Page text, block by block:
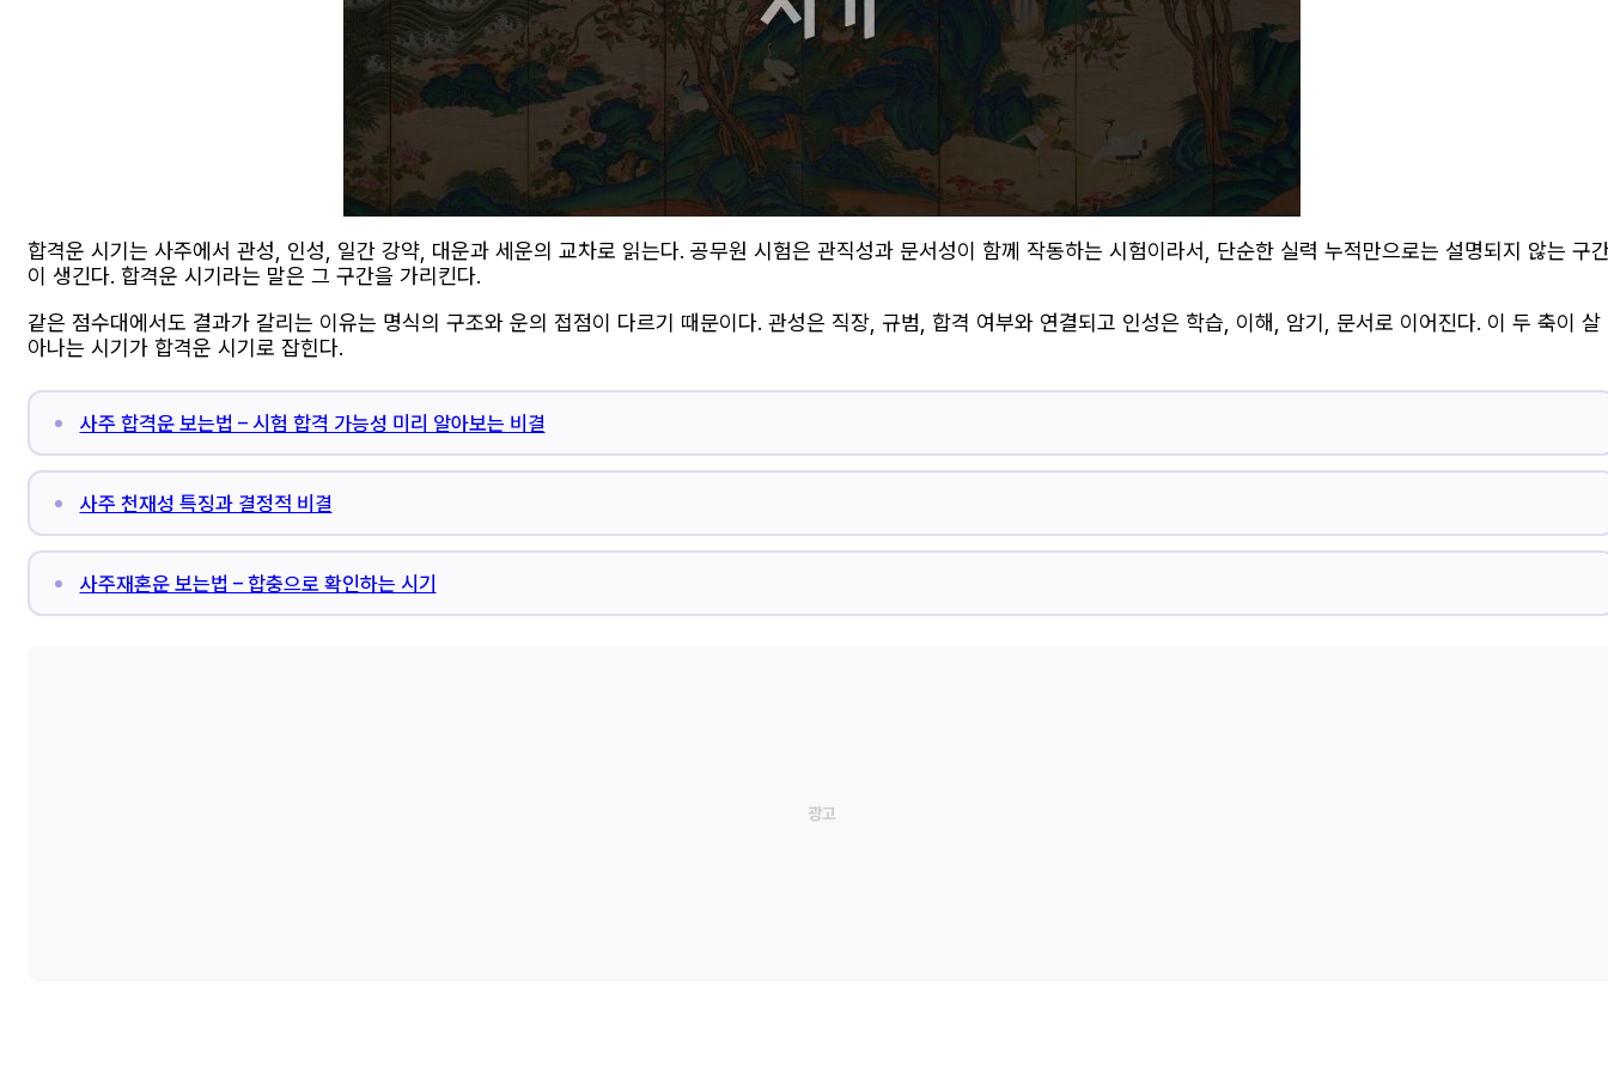
합격운 시기는 사주에서 관성, 인성, 일간 강약, 대운과 세운의 교차로 읽는다. 공무원 시험은 관직성과 문서성이 함께 작동하는 시험이라서, 단순한 실력 누적만으로는 설명되지 않는 구
이 생긴다. 합격운 시기라는 말은 그 구간을 가리킨다.
같은 점수대에서도 결과가 갈리는 이유는 명식의 구조와 운의 접점이 다르기 때문이다. 관성은 직장, 규범, 합격 여부와 연결되고 인성은 학습, 이해, 암기, 문서로 이어진다. 이 두 축이 살
아나는 시기가 합격운 시기로 잡힌다.
사주 합격운 보는법 – 시험 합격 가능성 미리 알아보는 비결
사주 천재성 특징과 결정적 비결
사주재혼운 보는법 – 합충으로 확인하는 시기